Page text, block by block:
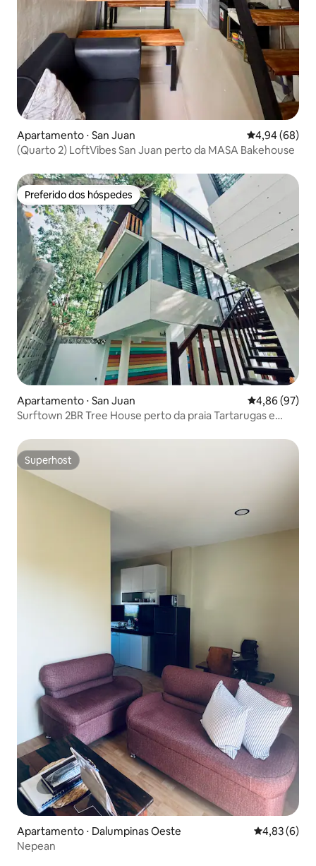
Apartamento ⋅ San Juan 4,94 de uma
4,94 (68)
(Quarto 2) LoftVibes San Juan perto da MASA Bakehouse
Preferido dos hóspedes
Preferido dos hóspedes
Apartamento ⋅ San Juan 4,86 de uma
4,86 (97)
Surftown 2BR Tree House perto da praia Tartarugas e
Superhost
Superhost
Apartamento ⋅ Dalumpinas Oeste 4,83 de uma
4,83 (6)
Nepean